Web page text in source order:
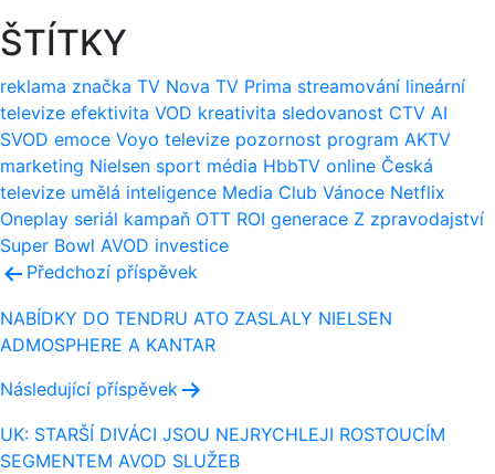
ŠTÍTKY
reklama značka TV Nova TV Prima streamování lineární
televize efektivita VOD kreativita sledovanost CTV AI
SVOD emoce Voyo televize pozornost program AKTV
marketing Nielsen sport média HbbTV online Česká
televize umělá inteligence Media Club Vánoce Netflix
Oneplay seriál kampaň OTT ROI generace Z zpravodajství
Super Bowl AVOD investice
Navigace
pro
příspěvek
Předchozí příspěvek
NABÍDKY DO TENDRU ATO ZASLALY NIELSEN
ADMOSPHERE A KANTAR
Následující příspěvek
UK: STARŠÍ DIVÁCI JSOU NEJRYCHLEJI ROSTOUCÍM
SEGMENTEM AVOD SLUŽEB